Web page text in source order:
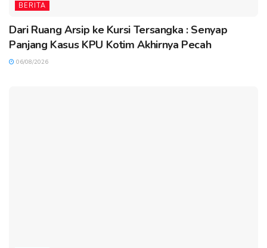
BERITA
Dari Ruang Arsip ke Kursi Tersangka : Senyap
Panjang Kasus KPU Kotim Akhirnya Pecah
06/08/2026